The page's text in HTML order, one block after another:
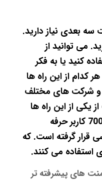
سه بعدی نیاز دارید.
می توانید از
کنید یا به فکر
کدام از این راه ها
و شرکت های مختلف
یکی از این راه ها
استفاده کنند. در اینجا دلایل 700 کاربر حرفه
قرار گرفته است. که
استفاده می کنند.